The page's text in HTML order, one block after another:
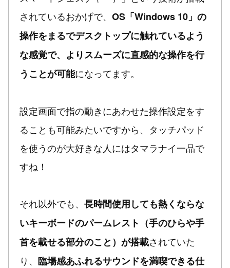
されているおかげで、 OS「Windows 10」の
操作をまるでデスクトップに触れているよう
な感覚で、よりスムーズに直感的な操作を行
うことが可能になってます。
設定画面で指の動きにあわせた操作設定をす
ることも可能みたいですから、タッチパッド
を使うのが大好きな人にはタマラナイ一品で
すね！
それ以外でも、 長時間使用しても熱くならな
いキーボードのパームレスト（手のひらや手
首を載せる部分のこと）が搭載されていた
り、 臨場感あふれるサウンドを満喫できる仕